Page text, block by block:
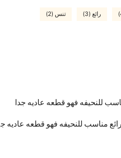
رائع (3) تنس (2)
للنحيفه فهو قطعه عاديه جدا
مناسب للنحيفه فهو قطعه عاديه ج